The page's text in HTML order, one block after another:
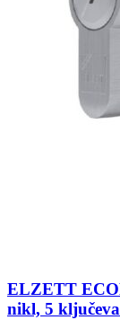
ELZETT
nikl, 5 ključeva